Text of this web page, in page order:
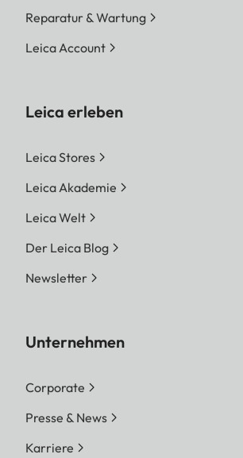
Reparatur & Wartung
Leica Account
Leica erleben
Leica Stores
Leica Akademie
Leica Welt
Der Leica Blog
Newsletter
Unternehmen
Corporate
Presse & News
Karriere